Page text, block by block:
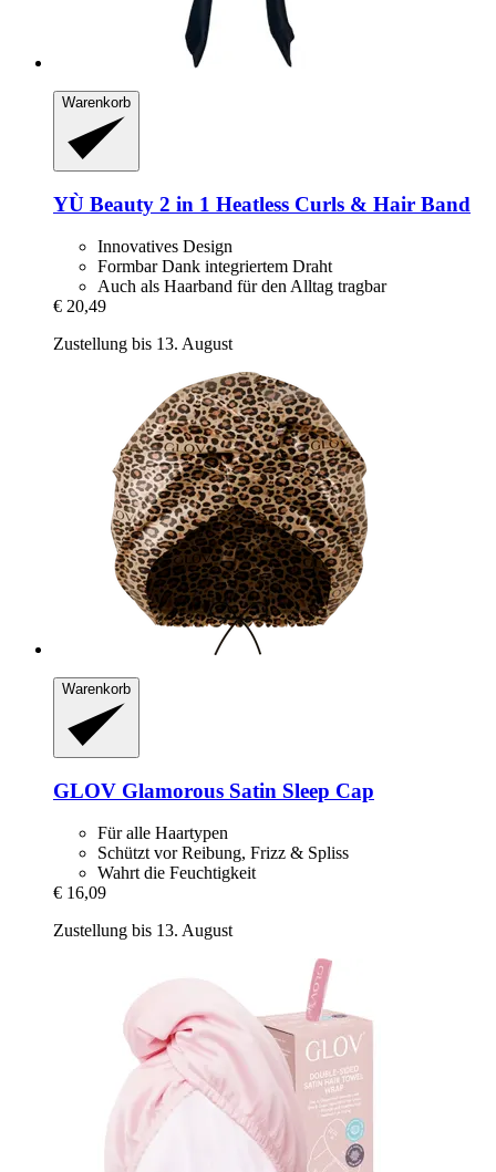
Warenkorb
YÙ Beauty 2 in 1 Heatless Curls & Hair Band
Innovatives Design
Formbar Dank integriertem Draht
Auch als Haarband für den Alltag tragbar
€ 20,49
Zustellung bis 13. August
Warenkorb
GLOV Glamorous Satin Sleep Cap
Für alle Haartypen
Schützt vor Reibung, Frizz & Spliss
Wahrt die Feuchtigkeit
€ 16,09
Zustellung bis 13. August